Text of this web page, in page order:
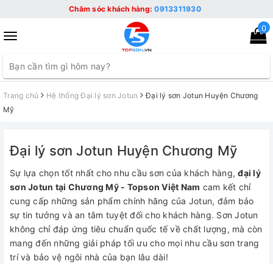
Chăm sóc khách hàng:0913311930
Toggle
0
Trang chủ Hệ thống Đại lý sơn Jotun
Đại lý sơn Jotun Huyện Chương
Mỹ
Đại lý sơn Jotun Huyện Chương Mỹ
Sự lựa chọn tốt nhất cho nhu cầu sơn của khách hàng,đại lý
sơn Jotun tại Chương Mỹ - Topson Việt Nam cam kết chỉ
cung cấp những sản phẩm chính hãng của Jotun, đảm bảo
sự tin tưởng và an tâm tuyệt đối cho khách hàng. Sơn Jotun
không chỉ đáp ứng tiêu chuẩn quốc tế về chất lượng, mà còn
mang đến những giải pháp tối ưu cho mọi nhu cầu sơn trang
trí và bảo vệ ngôi nhà của bạn lâu dài!